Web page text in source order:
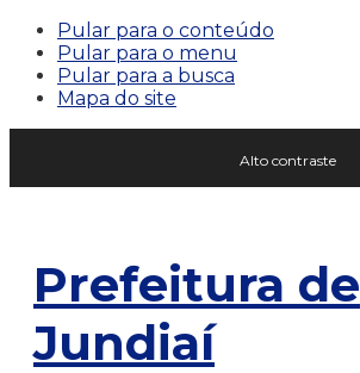
Pular para o conteúdo
Pular para o menu
Pular para a busca
Mapa do site
Alto contraste
Prefeitura de
Jundiaí